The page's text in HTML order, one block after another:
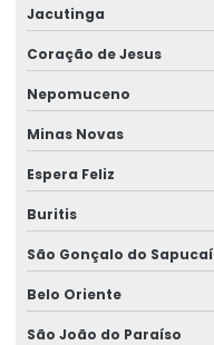
Jacutinga
Coração de Jesus
Nepomuceno
Minas Novas
Espera Feliz
Buritis
São Gonçalo do Sapucaí
Belo Oriente
São João do Paraíso